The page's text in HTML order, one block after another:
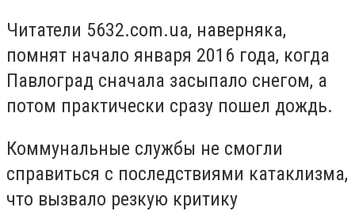
Читатели 5632.com.ua, наверняка,
помнят начало января 2016 года, когда
Павлоград сначала засыпало снегом, а
потом практически сразу пошел дождь.
Коммунальные службы не смогли
справиться с последствиями катаклизма,
что вызвало резкую критику